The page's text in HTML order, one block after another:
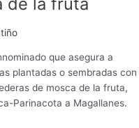
de la fruta
que asegura a
plantadas o sembradas con
de mosca de la fruta,
Parinacota a Magallanes.